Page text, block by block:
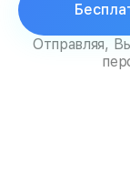
Отправляя,